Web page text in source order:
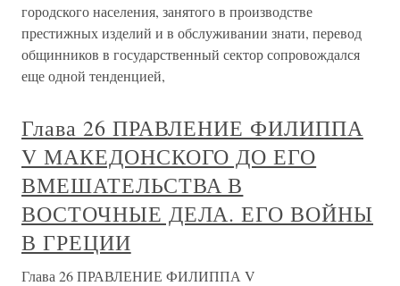
городского населения, занятого в производстве
престижных изделий и в обслуживании знати, перевод
общинников в государственный сектор сопровождался
еще одной тенденцией,
Глава 26 ПРАВЛЕНИЕ ФИЛИППА
V МАКЕДОНСКОГО ДО ЕГО
ВМЕШАТЕЛЬСТВА В
ВОСТОЧНЫЕ ДЕЛА. ЕГО ВОЙНЫ
В ГРЕЦИИ
Глава 26 ПРАВЛЕНИЕ ФИЛИППА V